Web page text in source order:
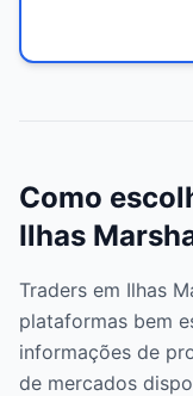
Como
Ilhas
Traders em Ilhas
plataformas bem
informações de
de mercados